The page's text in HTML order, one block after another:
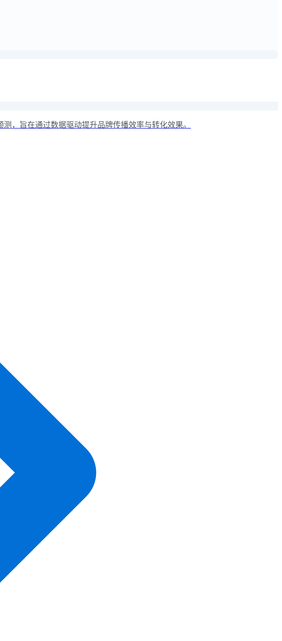
，旨在通过数据驱动提升品牌传播效率与转化效果。